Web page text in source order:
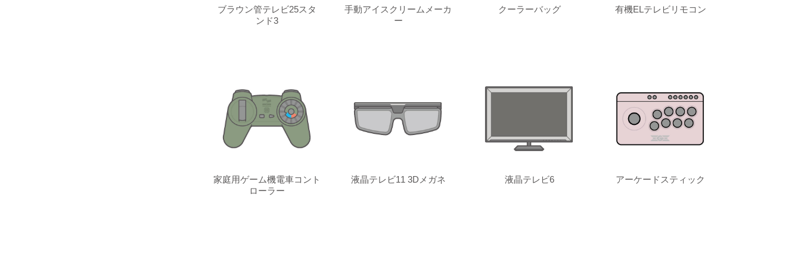
ブラウン管テレビ25スタ
ンド3
手動アイスクリームメーカ
ー
クーラーバッグ 有機ELテレビリモコン
家庭用ゲーム機電車コント
ローラー
液晶テレビ11 3Dメガネ 液晶テレビ6 アーケードスティック